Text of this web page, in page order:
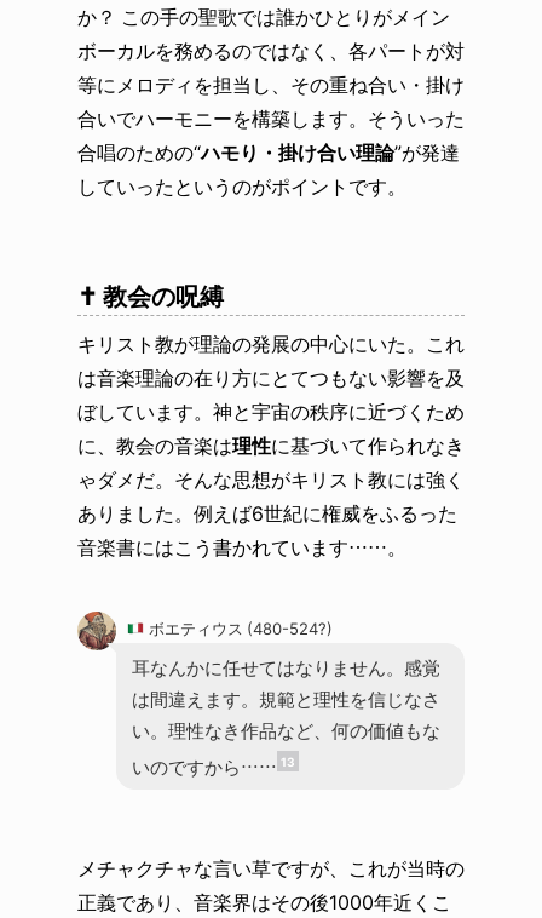
か？ この手の聖歌では誰かひとりがメイン
ボーカルを務めるのではなく、各パートが対
等にメロディを担当し、その重ね合い・掛け
合いでハーモニーを構築します。そういった
合唱のための“ハモり・掛け合い理論”が発達
していったというのがポイントです。
✝️ 教会の呪縛
キリスト教が理論の発展の中心にいた。これ
は音楽理論の在り方にとてつもない影響を及
ぼしています。神と宇宙の秩序に近づくため
に、教会の音楽は理性に基づいて作られなき
ゃダメだ。そんな思想がキリスト教には強く
ありました。例えば6世紀に権威をふるった
音楽書にはこう書かれています……。
ボエティウス (480-524?)
耳なんかに任せてはなりません。感覚
は間違えます。規範と理性を信じなさ
い。理性なき作品など、何の価値もな
いのですから…… 13
メチャクチャな言い草ですが、これが当時の
正義であり、音楽界はその後1000年近くこ